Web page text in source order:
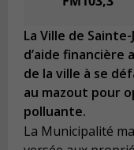
La Ville de
d’aide financière
de la ville à se
au mazout pour
polluante.
La Municipalité